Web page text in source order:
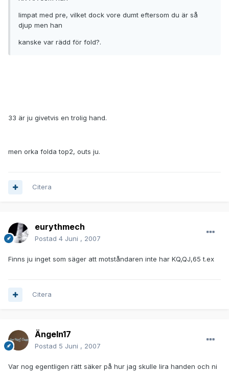
limpat med pre, vilket dock vore dumt eftersom du är så
djup men han
kanske var rädd för fold?.
33 är ju givetvis en trolig hand.
men orka folda top2, outs ju.
Citera
eurythmech
Postad 4 Juni , 2007
Finns ju inget som säger att motståndaren inte har KQ,QJ,65 t.ex
Citera
Ängeln17
Postad 5 Juni , 2007
Var nog egentligen rätt säker på hur jag skulle lira handen och ni